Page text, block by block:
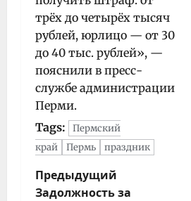
трёх до четырёх тысяч
рублей, юрлицо — от 30
до 40 тыс. рублей», —
пояснили в пресс-
службе администрации
Перми.
Tags:
Пермский
край
Пермь праздник
Н
а
Предыдущий
Задолжность за